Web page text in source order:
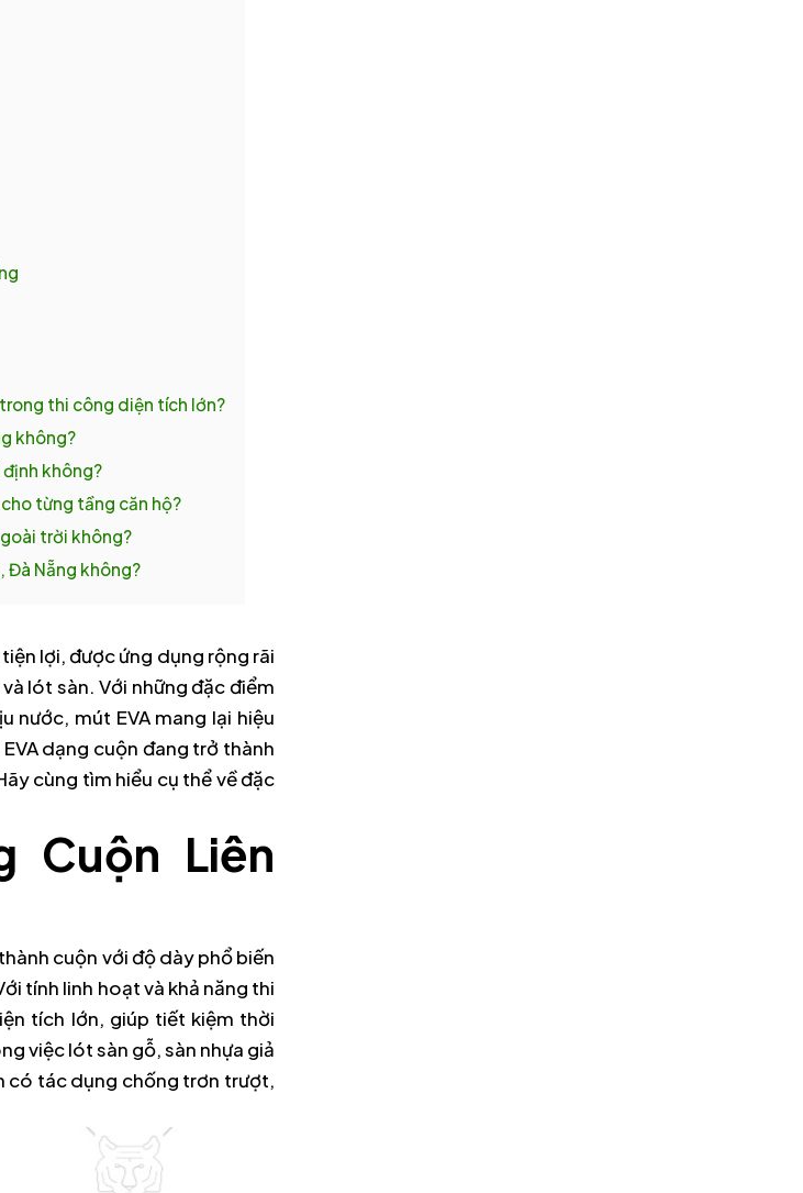
thi công diện tích lớn?
không?
không?
từng tầng căn hộ?
trời không?
Đà Nẵng không?
lợi, được ứng dụng rộng rãi
lót sàn. Với những đặc điểm
nước, mút EVA mang lại hiệu
dạng cuộn đang trở thành
cùng tìm hiểu cụ thể về đặc
Cuộn Liên
cuộn với độ dày phổ biến
tính linh hoạt và khả năng thi
tích lớn, giúp tiết kiệm thời
việc lót sàn gỗ, sàn nhựa giả
có tác dụng chống trơn trượt,